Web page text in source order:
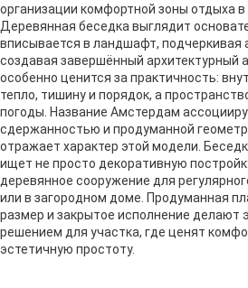
организации комфортной зоны отдыха в
Деревянная беседка выглядит
вписывается в ландшафт, подчеркивая
создавая завершённый архитектурный
особенно ценится за практичность:
тепло, тишину и порядок, а
погоды. Название Амстердам
сдержанностью и продуманной
отражает характер этой модели.
ищет не просто декоративную
деревянное сооружение для
или в загородном доме. Продуманная
размер и закрытое исполнение делают
решением для участка, где ценят
эстетичную простоту.